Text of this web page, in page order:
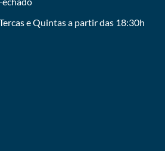
e Quintas a partir das 18:30h